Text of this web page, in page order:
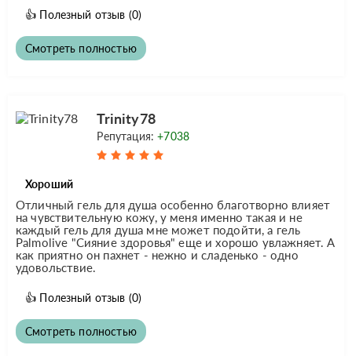
👍 Полезный отзыв (0)
Смотреть полностью
Trinity78
Репутация:+7038
Хороший
Отличный гель для душа особенно благотворно влияет
на чувствительную кожу, у меня именно такая и не
каждый гель для душа мне может подойти, а гель
Palmolive "Сияние здоровья" еще и хорошо увлажняет. А
как приятно он пахнет - нежно и сладенько - одно
удовольствие.
👍 Полезный отзыв (0)
Смотреть полностью